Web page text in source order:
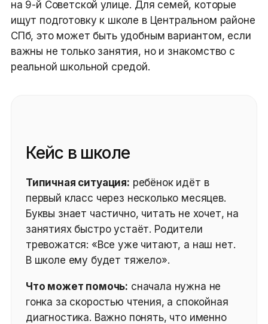
на 9-й Советской улице. Для семей, которые
ищут подготовку к школе в Центральном районе
СПб, это может быть удобным вариантом, если
важны не только занятия, но и знакомство с
реальной школьной средой.
Кейс в школе
Типичная ситуация: ребёнок идёт в
первый класс через несколько месяцев.
Буквы знает частично, читать не хочет, на
занятиях быстро устаёт. Родители
тревожатся: «Все уже читают, а наш нет.
В школе ему будет тяжело».
Что может помочь: сначала нужна не
гонка за скоростью чтения, а спокойная
диагностика. Важно понять, что именно